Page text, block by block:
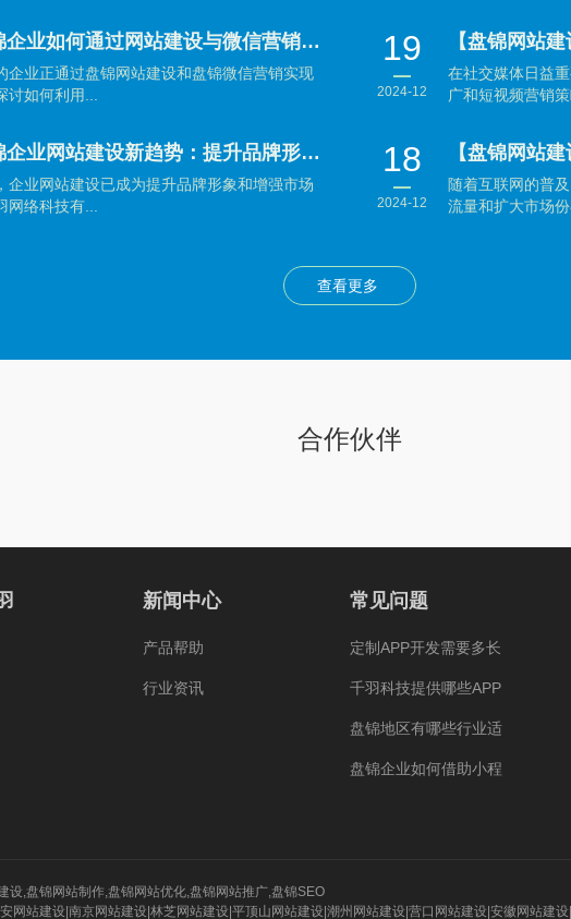
【盘锦网站建设】盘锦企业如何通过网站建设与微信营销实现数字化转型？
企业正通过盘锦网站建设和盘锦微信营销实现
如何利用...
19
2024-12
在社交媒体日益
广和短视频营销
【盘锦网站建设】盘锦企业网站建设新趋势：提升品牌形象与用户体验并重
企业网站建设已成为提升品牌形象和增强市场
络科技有...
18
2024-12
随着互联网的普
流量和扩大市场
查看更多
合作伙伴
新闻中心
产品帮助
行业资讯
常见问题
定制APP开发需要多长
千羽科技提供哪些APP
盘锦地区有哪些行业适
盘锦企业如何借助小程
设,盘锦网站制作,盘锦网站优化,盘锦网站推广,盘锦SEO
网站建设 南京网站建设 林芝网站建设 平顶山网站建设 潮州网站建设 营口网站建设 安徽网站建设